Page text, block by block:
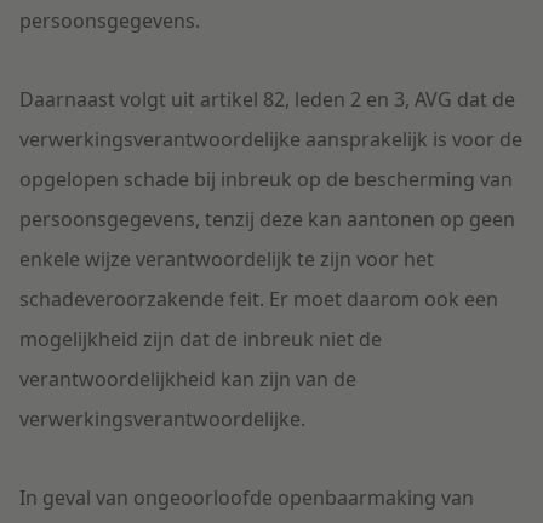
persoonsgegevens.
Daarnaast volgt uit artikel 82, leden 2 en 3, AVG dat de
verwerkingsverantwoordelijke aansprakelijk is voor de
opgelopen schade bij inbreuk op de bescherming van
persoonsgegevens, tenzij deze kan aantonen op geen
enkele wijze verantwoordelijk te zijn voor het
schadeveroorzakende feit. Er moet daarom ook een
mogelijkheid zijn dat de inbreuk niet de
verantwoordelijkheid kan zijn van de
verwerkingsverantwoordelijke.
In geval van ongeoorloofde openbaarmaking van